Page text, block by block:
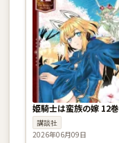
姫騎士は蛮族の嫁 12巻
講談社
2026年06月09日